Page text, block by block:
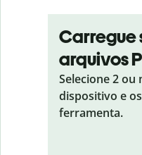
Carregue
arquivos
Selecione 2 ou
dispositivo e
ferramenta.